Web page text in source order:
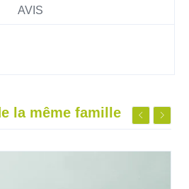
AVIS
la même famille